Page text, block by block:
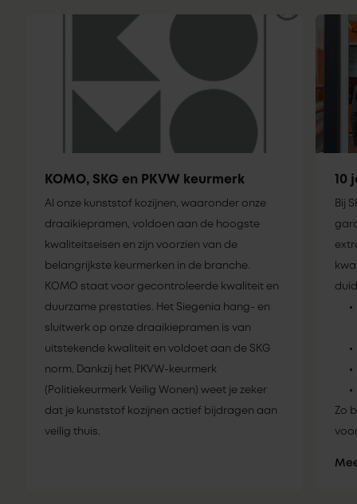
KOMO, SKG en PKVW keurmerk
Al onze kunststof kozijnen, waaronder onze
draaikiepramen, voldoen aan de hoogste
kwaliteitseisen en zijn voorzien van de
belangrijkste keurmerken in de branche.
KOMO staat voor gecontroleerde kwaliteit en
duurzame prestaties. Het Siegenia hang- en
sluitwerk op onze draaikiepramen is van
uitstekende kwaliteit en voldoet aan de SKG
norm. Dankzij het PKVW-keurmerk
(Politiekeurmerk Veilig Wonen) weet je zeker
dat je kunststof kozijnen actief bijdragen aan
veilig thuis.
10
Bij
Zo